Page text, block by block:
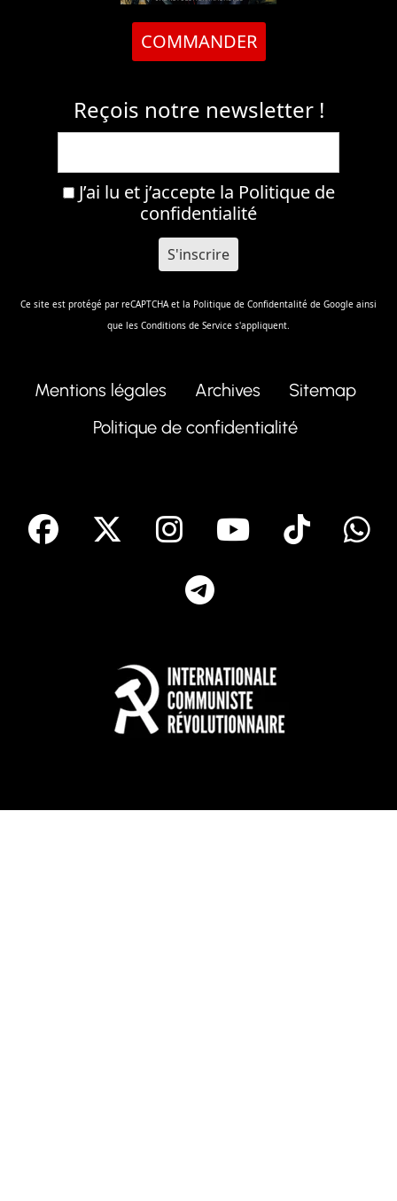
COMMANDER
Reçois notre newsletter !
J’ai lu et j’accepte la Politique de
confidentialité
Ce site est protégé par reCAPTCHA et la Politique de Confidentalité de Google ainsi
que les Conditions de Service s'appliquent.
Mentions légales Archives
Sitemap
Politique de confidentialité
facebook Instagram
Youtube
Tik